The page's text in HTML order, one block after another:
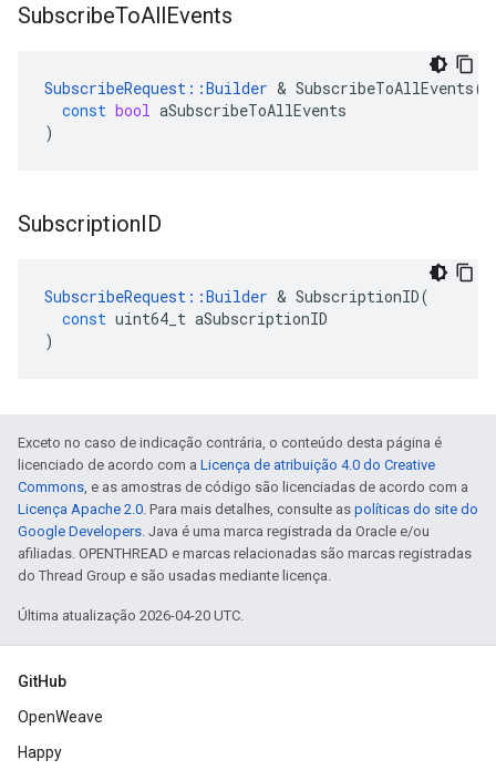
SubscribeToAllEvents
SubscribeRequest ::Builder & SubscribeToAllEvents(
const bool aSubscribeToAllEvents
)
SubscriptionID
SubscribeRequest ::Builder & SubscriptionID(
const uint64_t aSubscriptionID
)
Exceto no caso de indicação contrária, o conteúdo desta página é
licenciado de acordo com a Licença de atribuição 4.0 do Creative
Commons, e as amostras de código são licenciadas de acordo com a
Licença Apache 2.0. Para mais detalhes, consulte as políticas do site do
Google Developers. Java é uma marca registrada da Oracle e/ou
afiliadas. OPENTHREAD e marcas relacionadas são marcas registradas
do Thread Group e são usadas mediante licença.
Última atualização 2026-04-20 UTC.
GitHub
OpenWeave
Happy